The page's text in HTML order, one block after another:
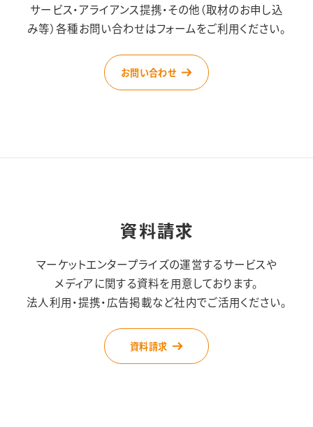
サービス・アライアンス提携・その他（取材のお申し込
み等）各種お問い合わせはフォームをご利用ください。
お問い合わせ
資料請求
マーケットエンタープライズの運営するサービスや
メディアに関する資料を用意しております。
法人利用・提携・広告掲載など社内でご活用ください。
資料請求